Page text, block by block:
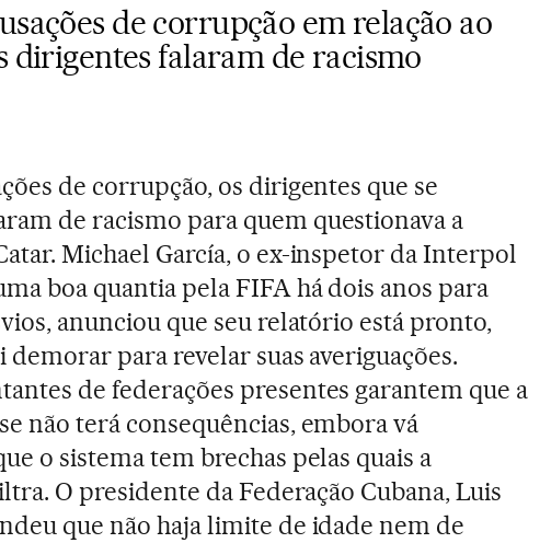
de corrupção em relação ao
dirigentes falaram de racismo
de corrupção, os dirigentes que se
de racismo para quem questionava a
Michael García, o ex-inspetor da Interpol
boa quantia pela FIFA há dois anos para
anunciou que seu relatório está pronto,
demorar para revelar suas averiguações.
de federações presentes garantem que a
não terá consequências, embora vá
o sistema tem brechas pelas quais a
O presidente da Federação Cubana, Luis
que não haja limite de idade nem de